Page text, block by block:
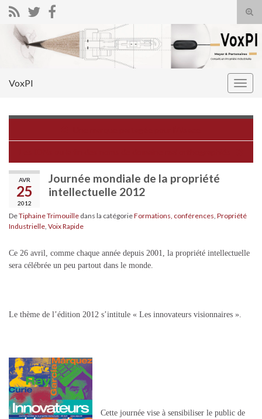
Search for:
VoxPI
AVR
25
2012
Journée mondiale de la propriété
intellectuelle 2012
DeTiphaine Trimouille dans la catégorieFormations, conférences Propriété
Industrielle Voix Rapide
Ce 26 avril, comme chaque année depuis 2001, la propriété intellectuelle
sera célébrée un peu partout dans le monde.
Le thème de l’édition 2012 s’intitule « Les innovateurs visionnaires ».
Cette journée vise à sensibiliser le public de